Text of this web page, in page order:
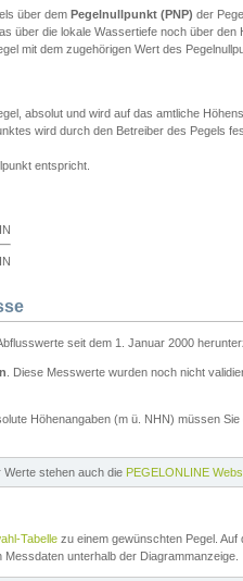
über dem Pegelnullpunkt (PNP) der
über die lokale Wassertiefe noch über den
mit dem zugehörigen Wert des
absolut und wird auf das amtliche
wird durch den Betreiber des Pegels
entspricht.
seit dem 1. Januar 2000
. Diese Messwerte wurden noch nicht
Höhenangaben (m ü. NHN) müssen
Werte stehen auch die PEGELONLINE
Tabelle zu einem gewünschten Pegel. Auf
unterhalb der Diagrammanzeige.